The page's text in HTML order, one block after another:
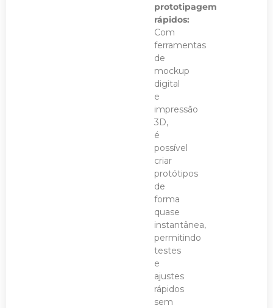
prototipagem
rápidos:
Com
ferramentas
de
mockup
digital
e
impressão
3D,
é
possível
criar
protótipos
de
forma
quase
instantânea,
permitindo
testes
e
ajustes
rápidos
sem